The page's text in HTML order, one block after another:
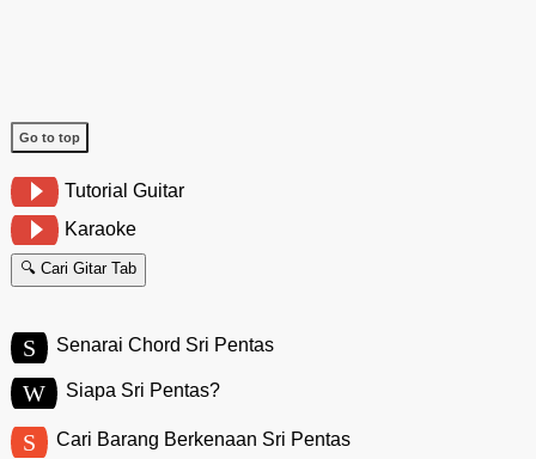
Go to top
Tutorial Guitar
Karaoke
🔍 Cari Gitar Tab
S Senarai Chord Sri Pentas
W Siapa Sri Pentas?
S Cari Barang Berkenaan Sri Pentas